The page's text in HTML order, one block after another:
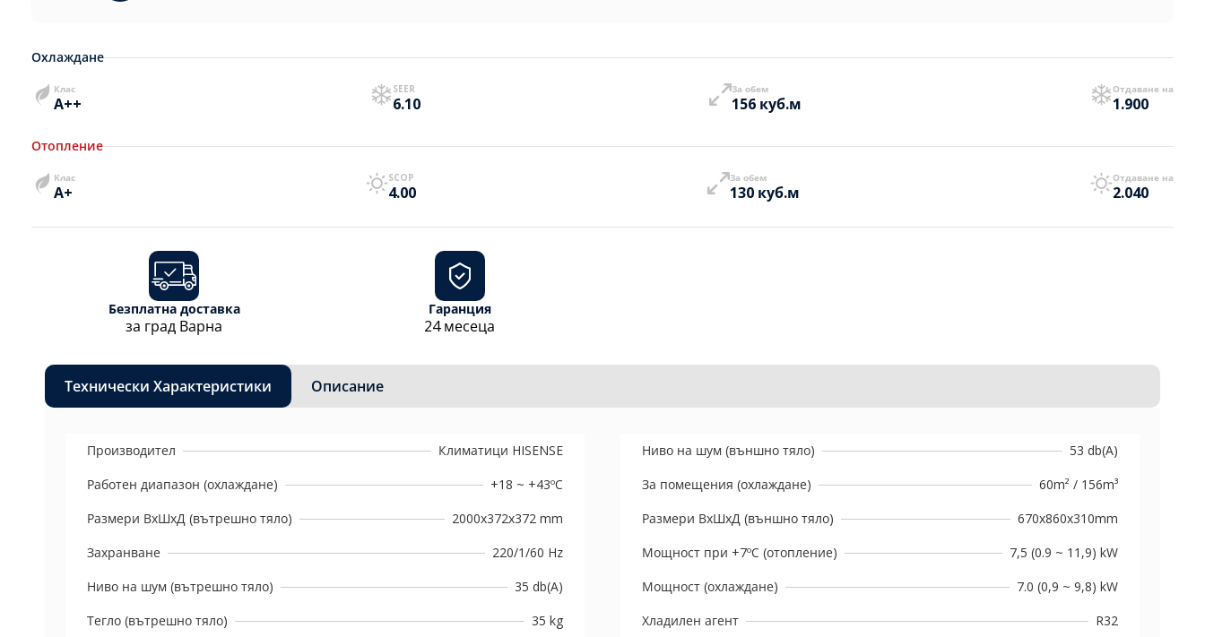
Охлаждане
Клас
A++
SEER
6.10
За обем
156 куб.м
Отдаване на
1.900
Отопление
Клас
A+
SCOP
4.00
За обем
130 куб.м
Отдаване на
2.040
Безплатна доставка
за град Варна
Гаранция
24 месеца
Технически Характеристики Описание
Производител
Климатици HISENSE
Работен диапазон (охлаждане)
+18 ~ +43ºC
Размери ВхШхД (вътрешно тяло)
2000x372x372 mm
Захранване
220/1/60 Hz
Ниво на шум (вътрешно тяло)
35 db(A)
Тегло (вътрешно тяло)
35 kg
Ниво на шум (външно тяло)
53 db(A)
За помещения (охлаждане)
60m² / 156m³
Размери ВхШхД (външно тяло)
670x860x310mm
Мощност при +7ºC (отопление)
7,5 (0.9 ~ 11,9) kW
Мощност (охлаждане)
7.0 (0,9 ~ 9,8) kW
Хладилен агент
R32